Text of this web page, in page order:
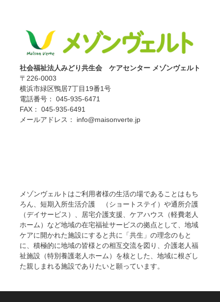
社会福祉法人みどり共生会 ケアセンター メゾンヴェルト
〒226-0003
横浜市緑区鴨居7丁目19番1号
電話番号： 045-935-6471
FAX： 045-935-6491
メールアドレス： info@maisonverte.jp
メゾンヴェルトはご利用者様の生活の場であることはもち
ろん、短期入所生活介護 （ショートステイ）や通所介護
（デイサービス）、居宅介護支援、ケアハウス（軽費老人
ホーム）など地域の在宅福祉サービスの拠点として、地域
ケアに開かれた施設にすると共に「共生」の理念のもと
に、積極的に地域の皆様との相互交流を図り、介護老人福
祉施設（特別養護老人ホーム）を核とした、地域に根ざし
た親しまれる施設でありたいと願っています。